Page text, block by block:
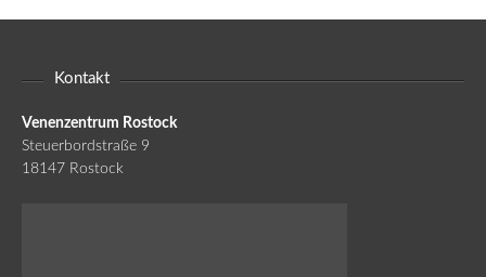
Kontakt
Venenzentrum Rostock
Steuerbordstraße 9
18147 Rostock